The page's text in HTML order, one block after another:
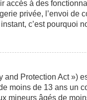
accès à des
privée, l’envoi de
c’est pourquoi
and Protection Act »)
moins de 13 ans un
mineurs âgés de